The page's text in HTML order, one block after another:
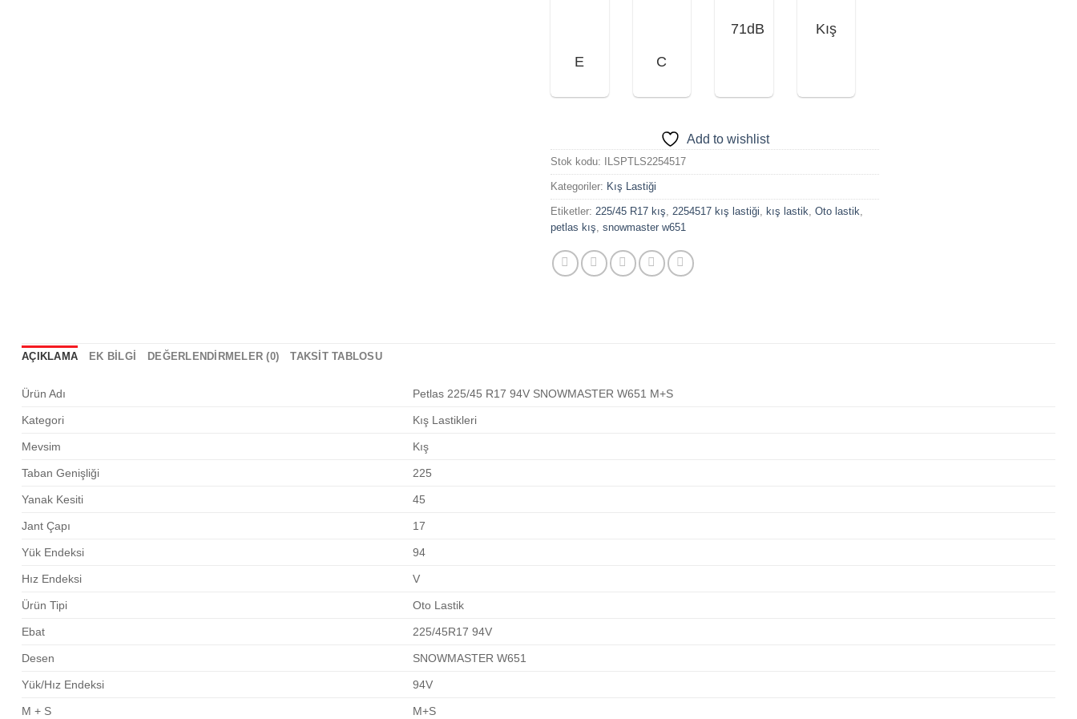
E C
71dB Kış
Add to wishlist
Stok kodu: ILSPTLS2254517
Kategoriler: Kış Lastiği
Etiketler: 225/45 R17 kış, 2254517 kış lastiği, kış lastik, Oto lastik,
petlas kış, snowmaster w651
AÇIKLAMA EK BILGI DEĞERLENDIRMELER (0) TAKSIT TABLOSU
Ürün Adı Petlas 225/45 R17 94V SNOWMASTER W651 M+S
Kategori Kış Lastikleri
Mevsim Kış
Taban Genişliği 225
Yanak Kesiti 45
Jant Çapı 17
Yük Endeksi 94
Hız Endeksi V
Ürün Tipi Oto Lastik
Ebat 225/45R17 94V
Desen SNOWMASTER W651
Yük/Hız Endeksi 94V
M + S M+S